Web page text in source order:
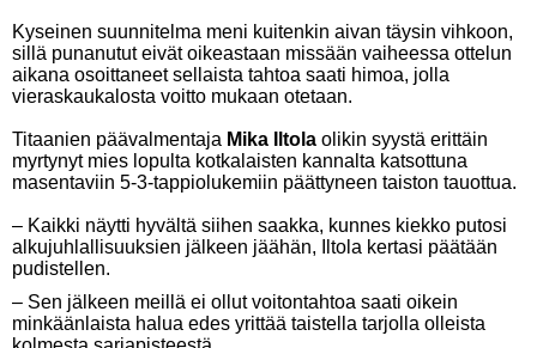
Kyseinen suunnitelma meni kuitenkin aivan täysin vihkoon,
sillä punanutut eivät oikeastaan missään vaiheessa ottelun
aikana osoittaneet sellaista tahtoa saati himoa, jolla
vieraskaukalosta voitto mukaan otetaan.
Titaanien päävalmentaja Mika Iltola olikin syystä erittäin
myrtynyt mies lopulta kotkalaisten kannalta katsottuna
masentaviin 5-3-tappiolukemiin päättyneen taiston tauottua.
– Kaikki näytti hyvältä siihen saakka, kunnes kiekko putosi
alkujuhlallisuuksien jälkeen jäähän, Iltola kertasi päätään
pudistellen.
– Sen jälkeen meillä ei ollut voitontahtoa saati oikein
minkäänlaista halua edes yrittää taistella tarjolla olleista